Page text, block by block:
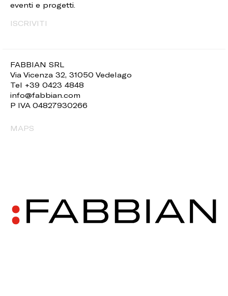
FABBIAN SRL
Via Vicenza 32, 31050 Vedelago
Tel +39 0423 4848
info@fabbian.com
P IVA 04827930266
MAPS
eventi e progetti.
ISCRIVITI